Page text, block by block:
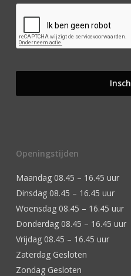
Openingstijden
Maandag 08.45 – 16.45 uur
Dinsdag 08.45 – 16.45 uur
Woensdag 08.45 – 16.45 uur
Donderdag 08.45 – 16.45 uur
Vrijdag 08.45 – 16.45 uur
Zaterdag Gesloten
Zondag Gesloten